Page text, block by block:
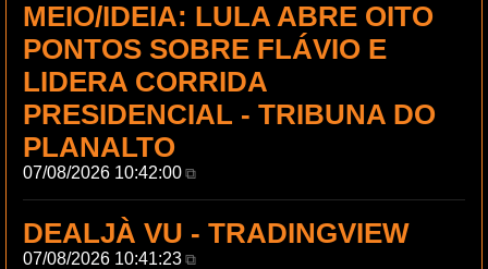
MEIO/IDEIA: LULA ABRE OITO
PONTOS SOBRE FLÁVIO E
LIDERA CORRIDA
PRESIDENCIAL - TRIBUNA DO
PLANALTO
07/08/2026 10:42:00⧉
DEALJÀ VU - TRADINGVIEW
07/08/2026 10:41:23⧉